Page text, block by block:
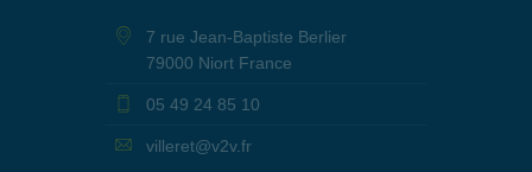
7 rue Jean-Baptiste Berlier
79000 Niort France
05 49 24 85 10
villeret@v2v.fr